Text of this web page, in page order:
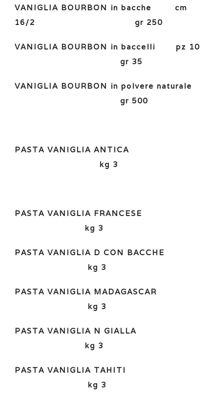
VANIGLIA BOURBON in bacche cm
16/2 gr 250
VANIGLIA BOURBON in baccelli pz 10
gr 35
VANIGLIA BOURBON in polvere naturale
gr 500
PASTA VANIGLIA ANTICA
kg 3
PASTA VANIGLIA FRANCESE
kg 3
PASTA VANIGLIA D CON BACCHE
kg 3
PASTA VANIGLIA MADAGASCAR
kg 3
PASTA VANIGLIA N GIALLA
kg 3
PASTA VANIGLIA TAHITI
kg 3